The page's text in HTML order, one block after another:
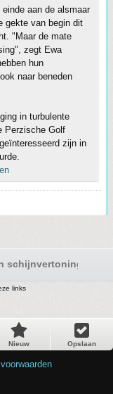
aan de alsmaar
gekte van begin dit
"Maar de mate
zegt Ewa
hun
naar beneden
in turbulente
Perzische Golf
zijn in
schijnvertoning?
links
Nieuw Opslaan
voorwaarden